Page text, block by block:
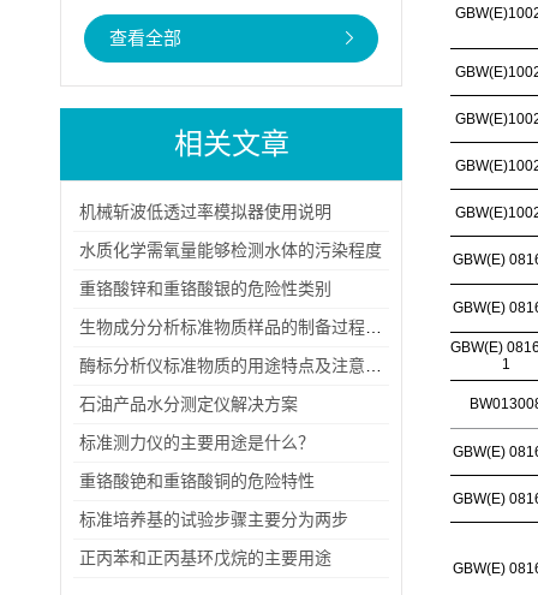
查看全部
相关文章
机械斩波低透过率模拟器使用说明
水质化学需氧量能够检测水体的污染程度
重铬酸锌和重铬酸银的危险性类别
石油产品水分测定仪解决方案
标准测力仪的主要用途是什么？
重铬酸铯和重铬酸铜的危险特性
标准培养基的试验步骤主要分为两步
正丙苯和正丙基环戊烷的主要用途
GBW(E)
GBW(E)
GBW(E)
1
GBW(E)
GBW(E)
GBW(E)